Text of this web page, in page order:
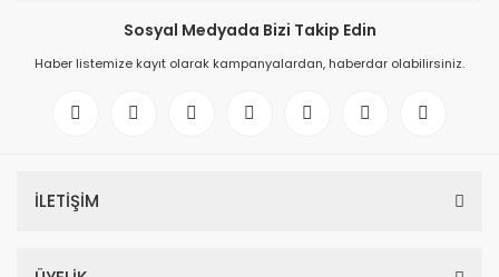
Sosyal Medyada Bizi Takip Edin
Haber listemize kayıt olarak kampanyalardan, haberdar olabilirsiniz.
İLETİŞİM